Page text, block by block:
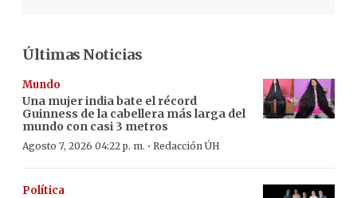
Últimas Noticias
Mundo
Una mujer india bate el récord
Guinness de la cabellera más larga del
mundo con casi 3 metros
Agosto 7, 2026 04:22 p. m. · Redacción ÚH
Política